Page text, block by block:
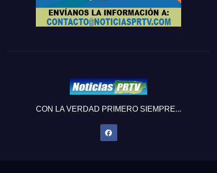
CON LA VERDAD PRIMERO SIEMPRE...